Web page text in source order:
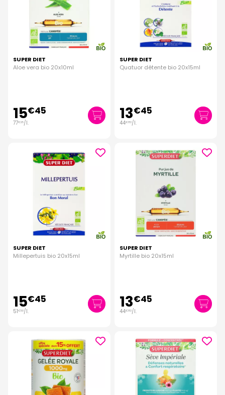
SUPER DIET
Aloe vera bio 20x10ml
15€45
77€25/l.
SUPER DIET
Quatuor détente bio 20x15ml
13€45
44€83/l.
SUPER DIET
Millepertuis bio 20x15ml
15€45
51€50/l.
SUPER DIET
Myrtille bio 20x15ml
13€45
44€83/l.